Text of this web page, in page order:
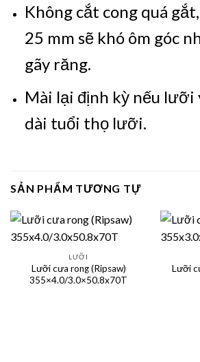
Không cắt cong quá
25 mm sẽ khó ôm góc
gãy răng.
Mài lại định kỳ nếu
dài tuổi thọ lưỡi.
SẢN PHẨM TƯƠNG TỰ
LƯỠI
Lưỡi cưa rong (Ripsaw)
355×4.0/3.0×50.8x70T
Lưỡi